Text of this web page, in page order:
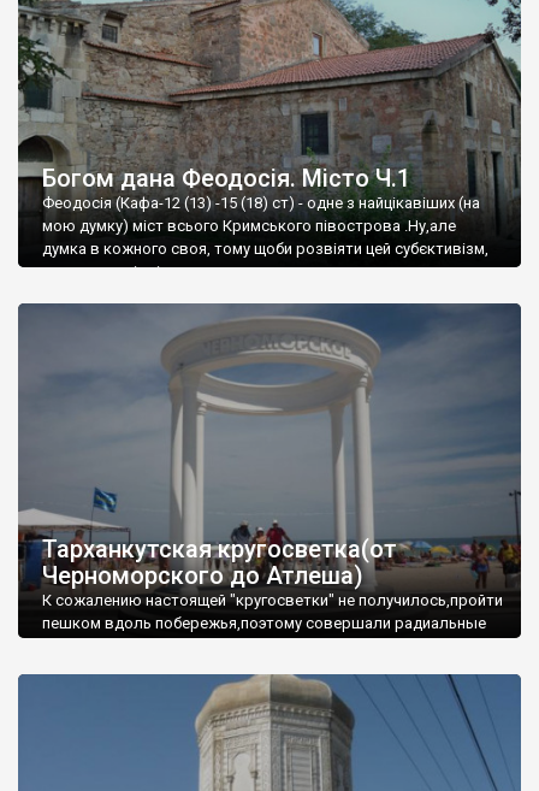
Богом дана Феодосія. Місто Ч.1
Феодосія (Кафа-12 (13) -15 (18) ст) - одне з найцікавіших (на
мою думку) міст всього Кримського півострова .Ну,але
думка в кожного своя, тому щоби розвіяти цей субєктивізм,
запрошую відвідати це
Тарханкутская кругосветка(от
Черноморского до Атлеша)
К сожалению настоящей "кругосветки" не получилось,пройти
пешком вдоль побережья,поэтому совершали радиальные